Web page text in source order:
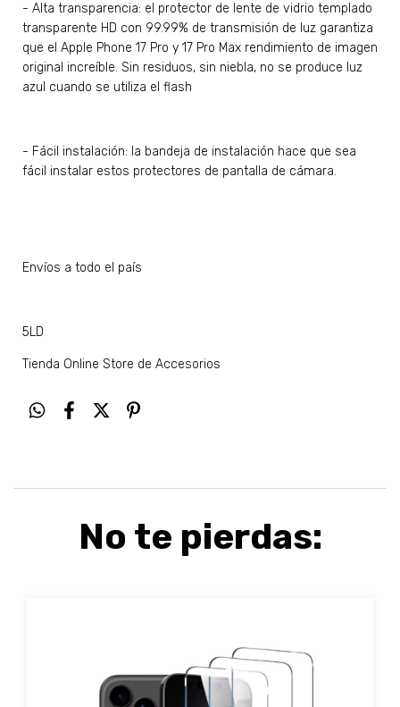
- Alta transparencia: el protector de lente de vidrio templado
transparente HD con 99.99% de transmisión de luz garantiza
que el Apple Phone 17 Pro y 17 Pro Max rendimiento de imagen
original increíble. Sin residuos, sin niebla, no se produce luz
azul cuando se utiliza el flash
- Fácil instalación: la bandeja de instalación hace que sea
fácil instalar estos protectores de pantalla de cámara.
Envíos a todo el país
5LD
Tienda Online Store de Accesorios
No te pierdas: